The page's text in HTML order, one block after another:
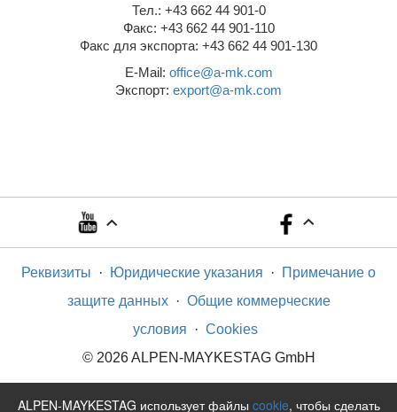
Тел.: +43 662 44 901-0
Факс: +43 662 44 901-110
Факс для экспорта: +43 662 44 901-130
E-Mail: office@a-mk.com
Экспорт: export@a-mk.com
Реквизиты · Юридические указания ·
Примечание о
защите данных
· Общие коммерческие
условия
· Cookies
© 2026 ALPEN-MAYKESTAG GmbH
ALPEN-MAYKESTAG использует файлы cookie, чтобы сделать